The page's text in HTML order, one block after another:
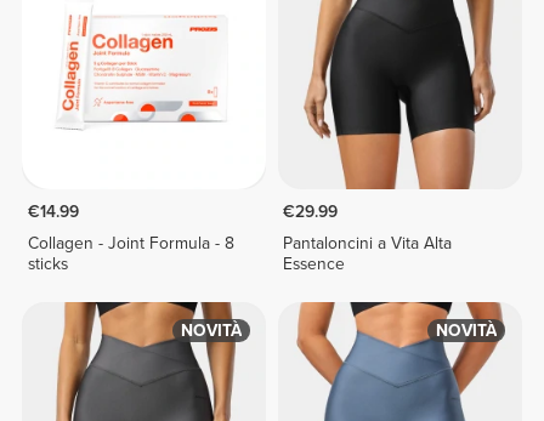
€14.99
Collagen - Joint Formula - 8
sticks
€29.99
Pantaloncini a Vita Alta
Essence
NOVITÀ NOVITÀ